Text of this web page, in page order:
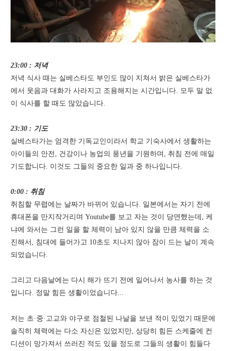
23:00 : 저녁
저녁 식사 때는 실베스타도 부인도 많이 지쳐서 밝은 실베스타가
에서 웃음과 대화가 사라지고 조용해지는 시간입니다. 모두 말 없
이 식사를 할 때도 많았습니다.
23:30 : 기도
실베스타가는 엄격한 기독교인이라서 학교 기숙사에서 생활하는
아이들의 안전, 건강이나 농업의 풍년을 기원하며, 취침 전에 매일
기도합니다. 이것도 그들의 중요한 일과 중 하나입니다.
0:00 : 취침
취침할 무렵에는 날짜가 바뀌어 있습니다. 일본에서는 자기 전에
휴대폰을 만지작거리며 Youtube를 보고 자는 것이 당연했는데, 케
냐에 와서는 그런 일을 할 체력이 남아 있지 않을 만큼 체력을 소
진해서, 침대에 들어가고 10초도 지나지 않아 잠이 드는 날이 계속
되었습니다.
그리고 다음날에는 다시 해가 뜨기 전에 일어나서 농사를 하는 것
입니다. 정말 힘든 생활이었습니다...
저는 초·중·고교와 야구로 점철된 나날을 보낸 적이 있었기 때문에
솔직히 체력에는 다소 자신은 있었지만, 상당히 힘든 스케줄에 컨
디션이 망가져서 쓰러진 적도 있을 정도로 그들의 생활이 힘들다